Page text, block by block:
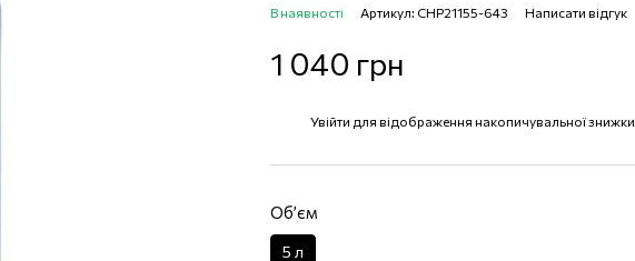
В наявності Артикул: CHP21155-643 Написати відгук
1 040 грн
Увійти для відображення накопичувальної знижки
Обʼєм
5 л